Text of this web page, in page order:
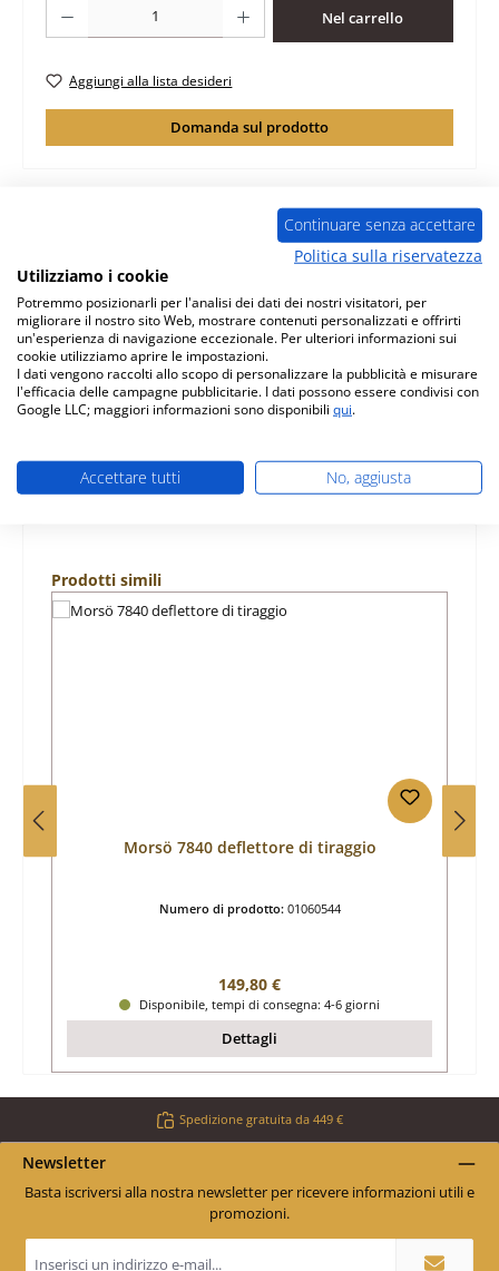
Nel carrello
Aggiungi alla lista desideri
Domanda sul prodotto
originale molla sportello per stufa a legna Morsö 7840
Morsö 7840 molla sportello dati chiave: molla porta,
molla portina… Di più
Caratteristiche
Salta la galleria dei prodotti
Prodotti simili
Morsö 7840 deflettore di tiraggio
Numero di prodotto: 01060544
Prezzo normale:
149,80 €
Disponibile, tempi di consegna: 4-6 giorni
Dettagli
Spedizione gratuita da 449 €
Newsletter
Basta iscriversi alla nostra newsletter per ricevere informazioni utili e
promozioni.
e-
Continuare senza accettare
Politica sulla riservatezza
Utilizziamo i cookie
Potremmo posizionarli per l'analisi dei dati dei nostri visitatori, per
migliorare il nostro sito Web, mostrare contenuti personalizzati e offrirti
un'esperienza di navigazione eccezionale. Per ulteriori informazioni sui
cookie utilizziamo aprire le impostazioni.
I dati vengono raccolti allo scopo di personalizzare la pubblicità e misurare
l'efficacia delle campagne pubblicitarie. I dati possono essere condivisi con
Google LLC; maggiori informazioni sono disponibili qui.
Accettare tutti No, aggiusta